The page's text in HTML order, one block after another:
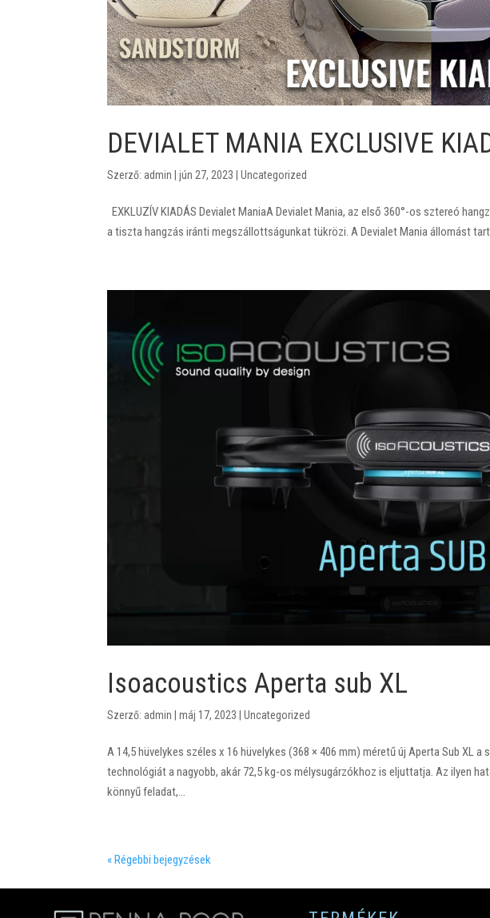
DEVIALET MANIA EXCLUSIVE
Szerző: admin |jún 27, 2023 |Uncategorized
EXKLUZÍV KIADÁS Devialet ManiaA Devialet Mania, az első 360°-os sztereó
a tiszta hangzás iránti megszállottságunkat tükrözi. A Devialet Mania állomást
Isoacoustics Aperta sub XL
Szerző: admin |máj 17, 2023 |Uncategorized
A 14,5 hüvelykes széles x 16 hüvelykes (368 × 406 mm) méretű új Aperta Sub XL
technológiát a nagyobb, akár 72,5 kg-os mélysugárzókhoz is eljuttatja. Az ilyen
könnyű feladat,...
« Régebbi bejegyzések